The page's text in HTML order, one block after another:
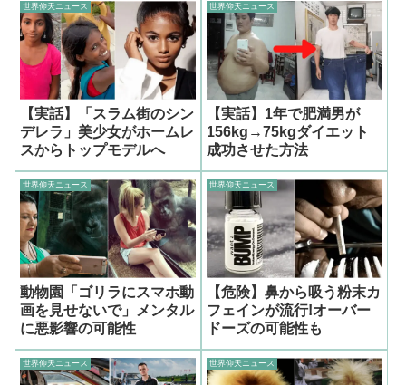
世界仰天ニュース
【実話】「スラム街のシン
デレラ」美少女がホームレ
スからトップモデルへ
世界仰天ニュース
【実話】1年で肥満男が
156kg→75kgダイエット
成功させた方法
世界仰天ニュース
動物園「ゴリラにスマホ動
画を見せないで」メンタル
に悪影響の可能性
世界仰天ニュース
【危険】鼻から吸う粉末カ
フェインが流行!オーバー
ドーズの可能性も
世界仰天ニュース 世界仰天ニュース